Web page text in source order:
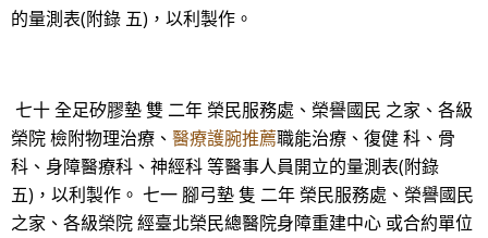
的量測表(附錄 五)，以利製作。
七十 全足矽膠墊 雙 二年 榮民服務處、榮譽國民 之家、各級
榮院 檢附物理治療、 醫療護腕推薦職能治療、復健 科、骨
科、身障醫療科、神經科 等醫事人員開立的量測表(附錄
五)，以利製作。 七一 腳弓墊 隻 二年 榮民服務處、榮譽國民
之家、各級榮院 經臺北榮民總醫院身障重建中心 或合約單位